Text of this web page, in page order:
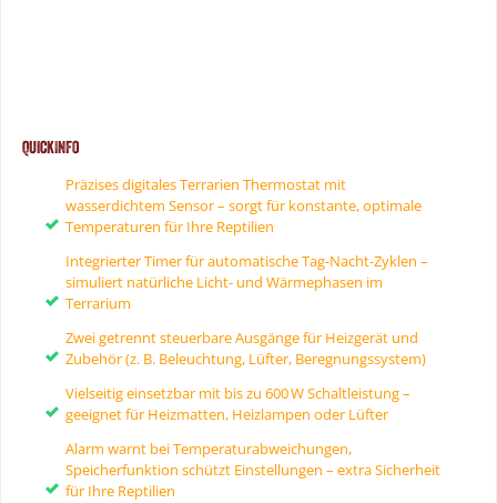
QuickInfo
Präzises digitales Terrarien Thermostat mit
wasserdichtem Sensor – sorgt für konstante, optimale
Temperaturen für Ihre Reptilien
Integrierter Timer für automatische Tag-Nacht-Zyklen –
simuliert natürliche Licht- und Wärmephasen im
Terrarium
Zwei getrennt steuerbare Ausgänge für Heizgerät und
Zubehör (z. B. Beleuchtung, Lüfter, Beregnungssystem)
Vielseitig einsetzbar mit bis zu 600 W Schaltleistung –
geeignet für Heizmatten, Heizlampen oder Lüfter
Alarm warnt bei Temperaturabweichungen,
Speicherfunktion schützt Einstellungen – extra Sicherheit
für Ihre Reptilien